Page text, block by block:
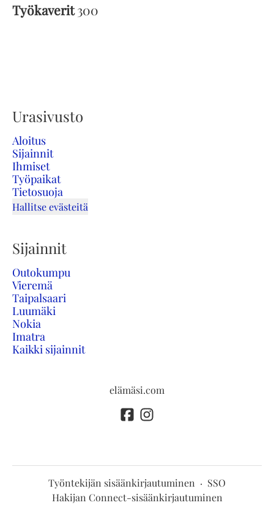
Työkaverit300
Urasivusto
Aloitus
Sijainnit
Ihmiset
Työpaikat
Tietosuoja
Hallitse evästeitä
Sijainnit
Outokumpu
Vieremä
Taipalsaari
Luumäki
Nokia
Imatra
Kaikki sijainnit
elämäsi.com
Työntekijän sisäänkirjautuminen · SSO
Hakijan Connect-sisäänkirjautuminen